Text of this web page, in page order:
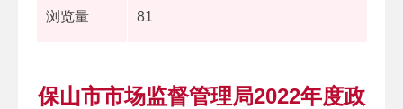
浏览量 81
保山市市场监督管理局2022年度政